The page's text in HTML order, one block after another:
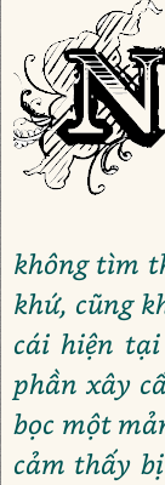
không tìm
khứ, cũng
cái hiện tại
phần xây
bọc một
cảm thấy